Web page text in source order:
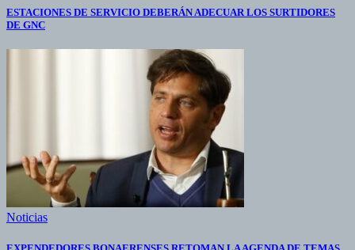
ESTACIONES DE SERVICIO DEBERÁN ADECUAR LOS SURTIDORES
DE GNC
Noticias